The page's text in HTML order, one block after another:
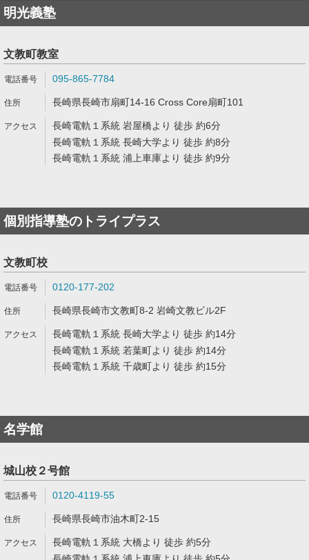
明光義塾
文教町教室
095-865-7784
長崎県長崎市扇町14-16 Cross Core扇町101
長崎電軌１系統 岩屋橋より 徒歩 約6分
長崎電軌１系統 長崎大学より 徒歩 約8分
長崎電軌１系統 浦上車庫より 徒歩 約9分
個別指導塾のトライプラス
文教町校
0120-177-202
長崎県長崎市文教町8-2 岩崎文教ビル2F
長崎電軌１系統 長崎大学より 徒歩 約14分
長崎電軌１系統 若葉町より 徒歩 約14分
長崎電軌１系統 千歳町より 徒歩 約15分
名学館
城山校２号館
0120-4119-55
長崎県長崎市油木町2-15
長崎電軌１系統 大橋より 徒歩 約5分